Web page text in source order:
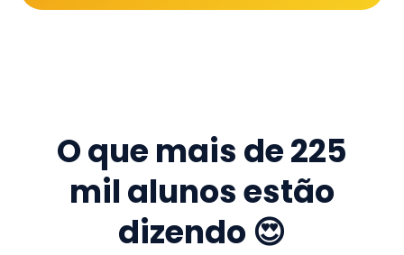
O que mais de225
mil alunos estão
dizendo 😍